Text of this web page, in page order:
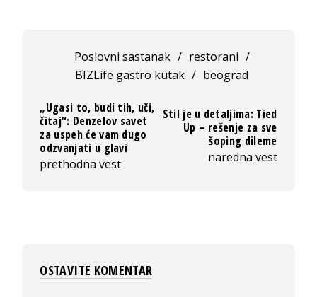
Poslovni sastanak / restorani /
BIZLife gastro kutak / beograd
„Ugasi to, budi tih, uči,
čitaj“: Denzelov savet
za uspeh će vam dugo
odzvanjati u glavi
prethodna vest
Stil je u detaljima: Tied
Up – rešenje za sve
šoping dileme
naredna vest
OSTAVITE KOMENTAR